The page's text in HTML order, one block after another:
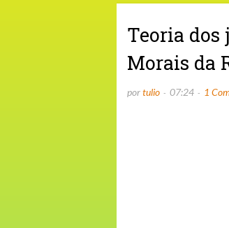
Teoria dos
Morais da
portulio 07:24 1